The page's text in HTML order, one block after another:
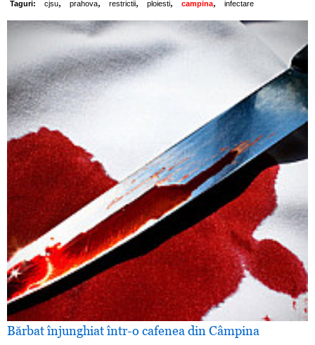
Taguri: cjsu, prahova, restrictii, ploiesti, campina, infectare
Bărbat înjunghiat într-o cafenea din Câmpina